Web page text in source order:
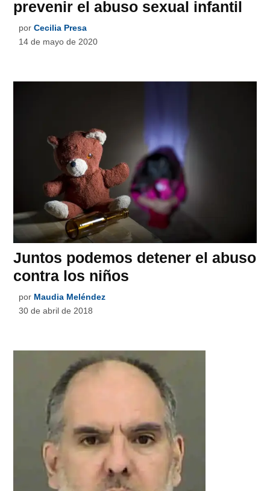
prevenir el abuso sexual infantil
por Cecilia Presa
14 de mayo de 2020
Juntos podemos detener el abuso
contra los niños
por Maudia Meléndez
30 de abril de 2018